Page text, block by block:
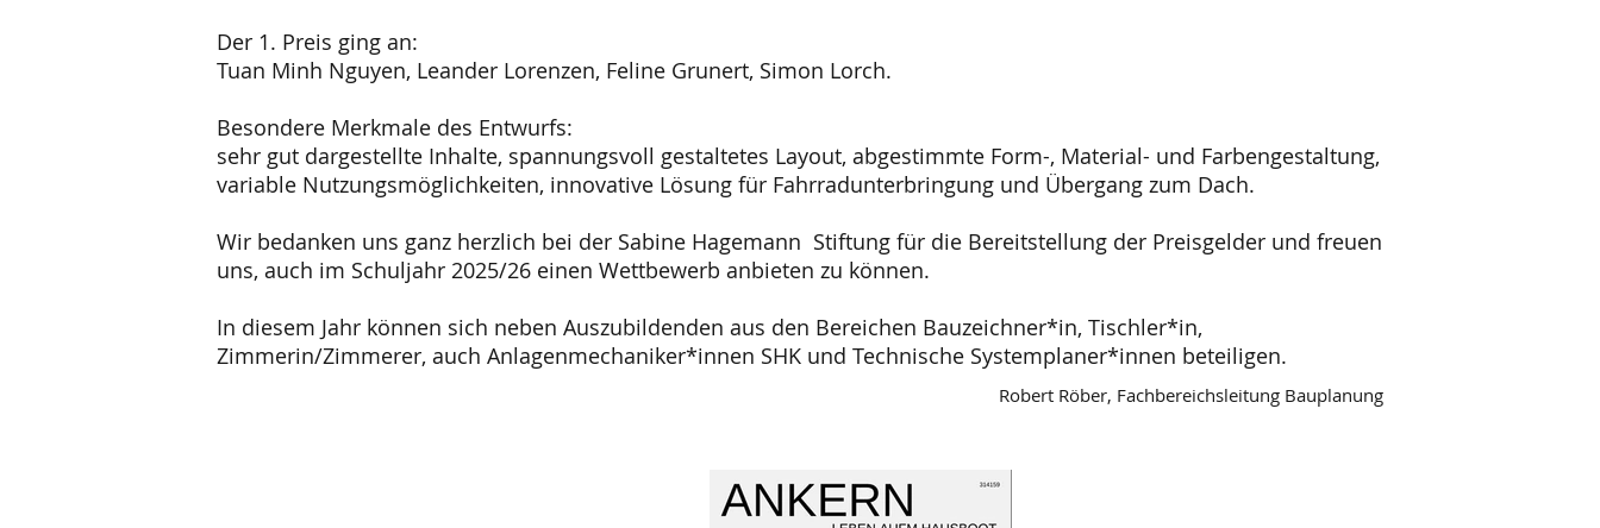
Der 1. Preis ging an:
Tuan Minh Nguyen, Leander Lorenzen, Feline Grunert, Simon Lorch.
Besondere Merkmale des Entwurfs:
sehr gut dargestellte Inhalte, spannungsvoll gestaltetes Layout, abgestimmte Form-, Material- und Farbengestaltung,
variable Nutzungsmöglichkeiten, innovative Lösung für Fahrradunterbringung und Übergang zum Dach.
Wir bedanken uns ganz herzlich bei der Sabine Hagemann Stiftung für die Bereitstellung der Preisgelder und freuen
uns, auch im Schuljahr 2025/26 einen Wettbewerb anbieten zu können.
In diesem Jahr können sich neben Auszubildenden aus den Bereichen Bauzeichner*in, Tischler*in,
Zimmerin/Zimmerer, auch Anlagenmechaniker*innen SHK und Technische Systemplaner*innen beteiligen.
Robert Röber, Fachbereichsleitung Bauplanung